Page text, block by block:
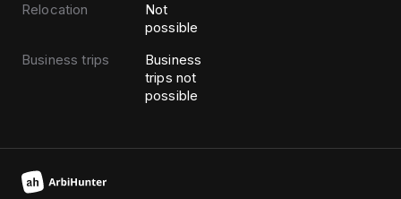
Relocation
Not
possible
Business trips
Business
trips not
possible